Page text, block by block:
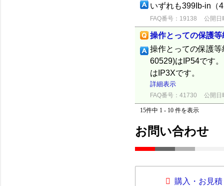
いずれも399Ib-in（
FAQ番号：19138 公開日
操作とっての保護
操作とっての保護
60529)はIP54です
はIP3Xです。 別
詳細表示
FAQ番号：41730 公開日
15件中 1 - 10 件を表示
お問い合わせ
購入・お見